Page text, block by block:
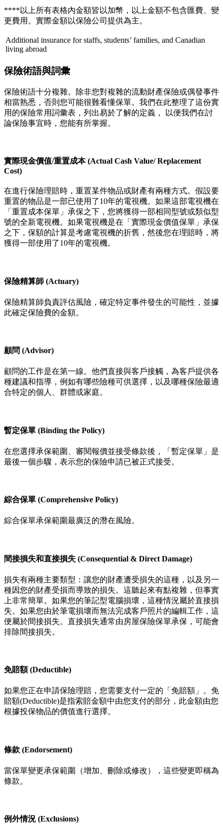
****以上所有表格內金額皆以加幣，以上金額不包含匯費、變
更費用。實際金額以保險公司提供為主。
Additional insurance for staffs, students’ families, and Canadian
living abroad
保險術語與詞彙
保險術語十分複雜。除非您對複雜的流動財產保險或偶發事件
相當熟悉，否則您可能很難看懂保單。我們在此整理了這份實
用的保險常用詞彙表，列出易於了解的定義， 以便我們在討
論保險事宜時，您能有所掌握。
實際現金價值/重置成本 (Actual Cash Value/ Replacement
Cost)
在進行保險理賠時，重置某件物品或財產有兩種方式。假設要
重置的物品是一部已使用了10年的電視機。如果這部電視機在
「重置成本保單」承保之下，您將獲得一部相同型號或類似型
號的全新電視機。如果電視機是在「實際現金價值保單」承保
之下，保額的計算是考慮電視機的折舊，然後您在理賠時，將
獲得一部使用了10年的電視機。
保險精算師 (Actuary)
保險精算師負責評估風險，確定特定事件發生的可能性，並據
此確定保險費的金額。
顧問 (Advisor)
顧問的工作是在第一線。他們直接與客戶接觸，為客戶提供各
種建議和指導，例如有哪些險種可供選擇，以及哪種保險最適
合特定的個人、群體或家庭。
暫定保單 (Binding the Policy)
在您選擇承保範圍、審閱報價並接受條款後，「暫定保單」是
最後一個步驟，表示您的保險申請已被正式接受。
綜合保單 (Comprehensive Policy)
綜合保單承保範圍最廣泛的潛在風險。
間接損失和直接損失 (Consequential & Direct Damage)
損失有兩種主要類型：讓您的財產遭受損失的這種，以及另一
種因您的財產受損而導致的損失。這聽起來有點複雜，但事實
上非常簡單。如果您的筆記型電腦損壞，這種情況屬於直接損
失。如果您由於筆電損壞而無法完成客戶照片的編輯工作，這
便屬於間接損失。直接損失通常由房屋保險保單承保，可能會
排除間接損失。
免賠額 (Deductible)
如果您正在申請保險理賠，您需要支付一定的「免賠額」。免
賠額(Deductible)是指索賠金額中由您支付的部分，此金額由您
根據投保物品的價值進行選擇。
條款 (Endorsement)
當保單變更承保範圍（增加、刪除或修改），這些變更即稱為
條款。
例外情況 (Exclusions)